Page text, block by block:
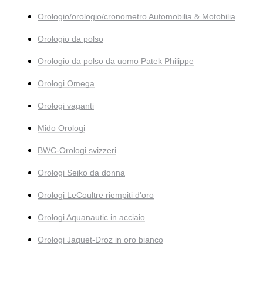
Orologio/orologio/cronometro Automobilia & Motobilia
Orologio da polso
Orologio da polso da uomo Patek Philippe
Orologi Omega
Orologi vaganti
Mido Orologi
BWC-Orologi svizzeri
Orologi Seiko da donna
Orologi LeCoultre riempiti d'oro
Orologi Aquanautic in acciaio
Orologi Jaquet-Droz in oro bianco